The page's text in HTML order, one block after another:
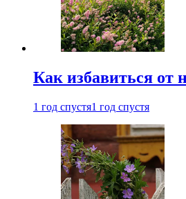
Как избавиться от
1 год спустя1 год спустя